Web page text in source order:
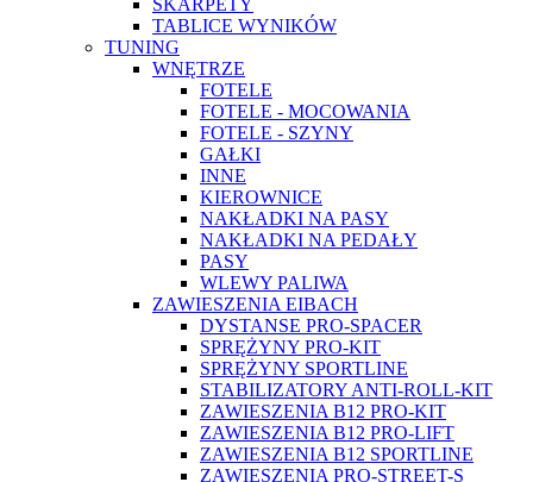
SKARPETY
TABLICE WYNIKÓW
TUNING
WNĘTRZE
FOTELE
FOTELE - MOCOWANIA
FOTELE - SZYNY
GAŁKI
INNE
KIEROWNICE
NAKŁADKI NA PASY
NAKŁADKI NA PEDAŁY
PASY
WLEWY PALIWA
ZAWIESZENIA EIBACH
DYSTANSE PRO-SPACER
SPRĘŻYNY PRO-KIT
SPRĘŻYNY SPORTLINE
STABILIZATORY ANTI-ROLL-KIT
ZAWIESZENIA B12 PRO-KIT
ZAWIESZENIA B12 PRO-LIFT
ZAWIESZENIA B12 SPORTLINE
ZAWIESZENIA PRO-STREET-S